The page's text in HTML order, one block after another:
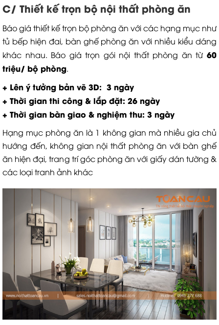
C/ Thiết kế trọn bộ nội thất phòng ăn
Báo giá thiết kế trọn bộ phòng ăn với các hạng mục như
tủ bếp hiện đai, bàn ghế phòng ăn với nhiều kiểu dáng
khác nhau. Báo giá trọn gói nội thất phòng ăn từ 60
triệu/ bộ phòng.
+ Lên ý tưởng bản vẽ 3D: 3 ngày
+ Thời gian thi công & lắp đặt: 26 ngày
+ Thời gian bàn giao & nghiệm thu: 3 ngày
Hạng mục phòng ăn là 1 không gian mà nhiều gia chủ
hướng đến, không gian nội thất phòng ăn với bàn ghế
ăn hiện đại, trang trí góc phòng ăn với giấy dán tường &
các loại tranh ảnh khác